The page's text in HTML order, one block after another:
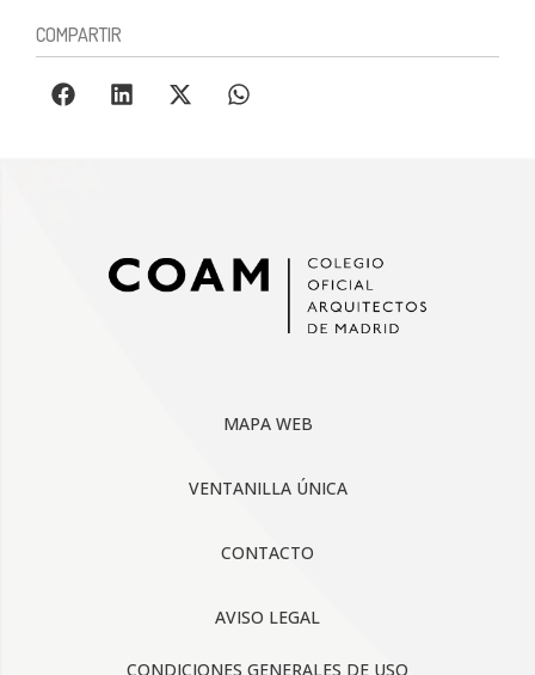
COMPARTIR
MAPA WEB
VENTANILLA ÚNICA
CONTACTO
AVISO LEGAL
CONDICIONES GENERALES DE USO